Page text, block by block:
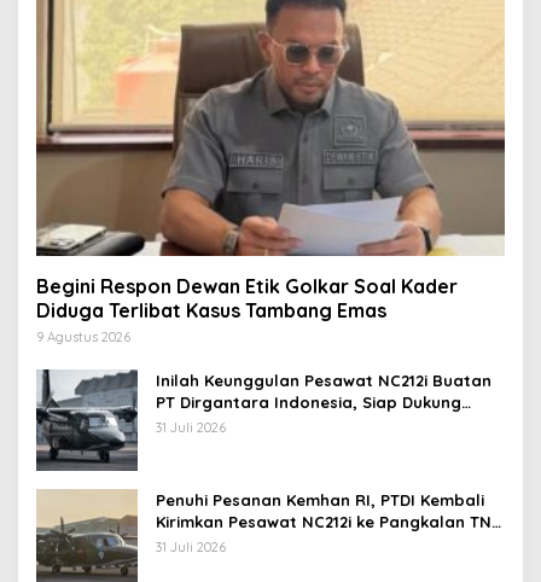
Begini Respon Dewan Etik Golkar Soal Kader
Diduga Terlibat Kasus Tambang Emas
9 Agustus 2026
Inilah Keunggulan Pesawat NC212i Buatan
PT Dirgantara Indonesia, Siap Dukung
Berbagai Operasi TNI
31 Juli 2026
Penuhi Pesanan Kemhan RI, PTDI Kembali
Kirimkan Pesawat NC212i ke Pangkalan TNI
AU
31 Juli 2026